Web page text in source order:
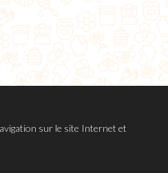
sur le site Internet et